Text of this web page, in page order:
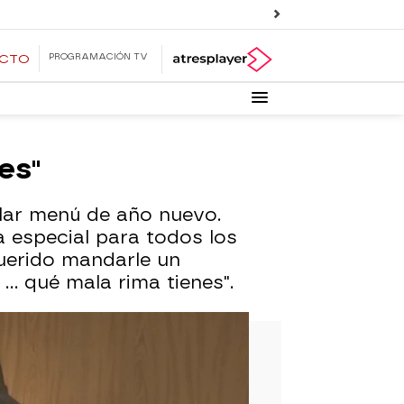
PROGRAMACIÓN TV
menú de año nuevo.
especial para todos los
mandarle un
qué mala rima tienes".